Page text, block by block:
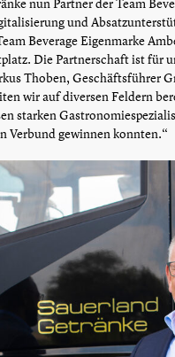
und
Beverage Eigenmarke
Die Partnerschaft ist für
Thoben, Geschäftsführer
wir auf diversen Feldern
starken
Verbund gewinnen konnten.“